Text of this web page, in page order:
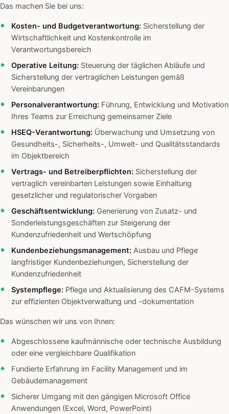
Das machen Sie bei uns:
Kosten- und Budgetverantwortung: Sicherstellung der
Wirtschaftlichkeit und Kostenkontrolle im
Verantwortungsbereich
Operative Leitung: Steuerung der täglichen Abläufe und
Sicherstellung der vertraglichen Leistungen gemäß
Vereinbarungen
Personalverantwortung: Führung, Entwicklung und Motivation
Ihres Teams zur Erreichung gemeinsamer Ziele
HSEQ-Verantwortung: Überwachung und Umsetzung von
Gesundheits-, Sicherheits-, Umwelt- und Qualitätsstandards
im Objektbereich
Vertrags- und Betreiberpflichten: Sicherstellung der
vertraglich vereinbarten Leistungen sowie Einhaltung
gesetzlicher und regulatorischer Vorgaben
Geschäftsentwicklung: Generierung von Zusatz- und
Sonderleistungsgeschäften zur Steigerung der
Kundenzufriedenheit und Wertschöpfung
Kundenbeziehungsmanagement: Ausbau und Pflege
langfristiger Kundenbeziehungen, Sicherstellung der
Kundenzufriedenheit
Systempflege: Pflege und Aktualisierung des CAFM-Systems
zur effizienten Objektverwaltung und -dokumentation
Das wünschen wir uns von Ihnen:
Abgeschlossene kaufmännische oder technische Ausbildung
oder eine vergleichbare Qualifikation
Fundierte Erfahrung im Facility Management und im
Gebäudemanagement
Sicherer Umgang mit den gängigen Microsoft Office
Anwendungen (Excel, Word, PowerPoint)